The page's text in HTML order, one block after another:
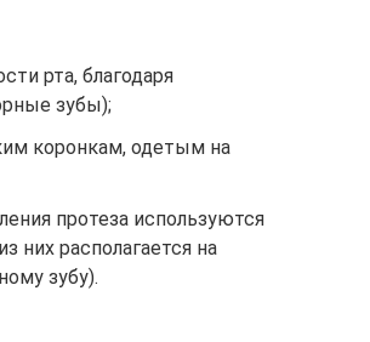
рта, благодаря
зубы);
коронкам, одетым на
протеза используются
них располагается на
зубу).